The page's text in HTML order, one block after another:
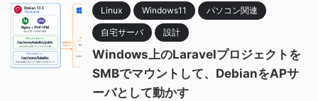
Linux Windows11 パソコン関連
自宅サーバ 設計
Windows上のLaravelプロジェクトを
SMBでマウントして、DebianをAPサ
ーバとして動かす